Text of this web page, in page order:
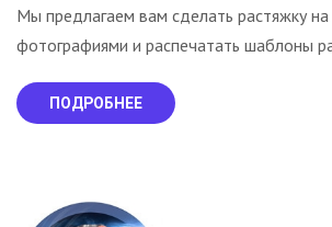
Мы предлагаем вам сделать растяжку
фотографиями и распечатать шаблоны
ПОДРОБНЕЕ